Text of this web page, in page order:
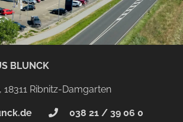
BLUNCK
Ribnitz-Damgarten
038 21 / 39 06 0